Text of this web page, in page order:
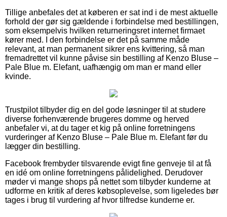
Tillige anbefales det at køberen er sat ind i de mest aktuelle
forhold der gør sig gældende i forbindelse med bestillingen,
som eksempelvis hvilken returneringsret internet firmaet
kører med. I den forbindelse er det på samme måde
relevant, at man permanent sikrer ens kvittering, så man
fremadrettet vil kunne påvise sin bestilling af Kenzo Bluse –
Pale Blue m. Elefant, uafhængig om man er mand eller
kvinde.
Trustpilot tilbyder dig en del gode løsninger til at studere
diverse forhenværende brugeres domme og herved
anbefaler vi, at du tager et kig på online forretningens
vurderinger af Kenzo Bluse – Pale Blue m. Elefant før du
lægger din bestilling.
Facebook frembyder tilsvarende evigt fine genveje til at få
en idé om online forretningens pålidelighed. Derudover
møder vi mange shops på nettet som tilbyder kunderne at
udforme en kritik af deres købsoplevelse, som ligeledes bør
tages i brug til vurdering af hvor tilfredse kunderne er.